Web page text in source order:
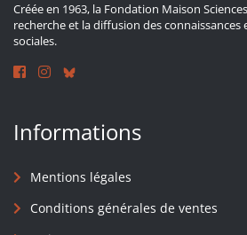
Créée en 1963, la Fondation Maison
recherche et la diffusion des connaissances
sociales.
Informations
Mentions légales
Conditions générales de ventes